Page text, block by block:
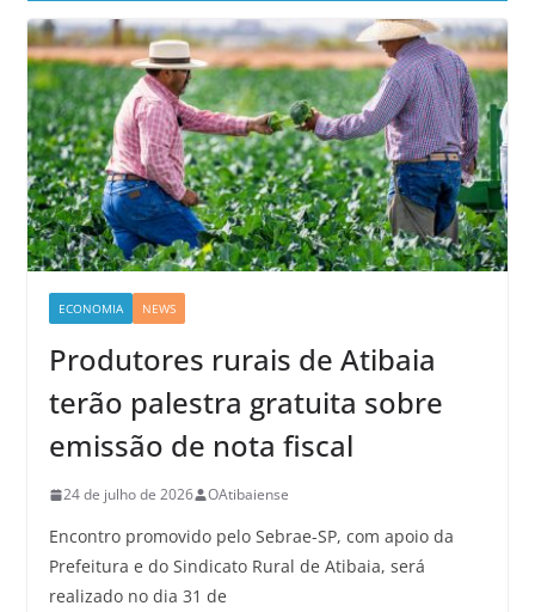
ECONOMIA NEWS
Produtores rurais de Atibaia
terão palestra gratuita sobre
emissão de nota fiscal
24 de julho de 2026 OAtibaiense
Encontro promovido pelo Sebrae-SP, com apoio da
Prefeitura e do Sindicato Rural de Atibaia, será
realizado no dia 31 de